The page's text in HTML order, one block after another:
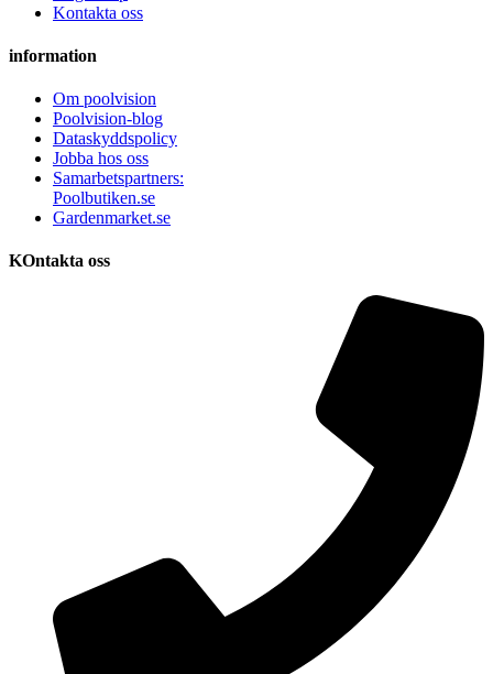
Kontakta oss
information
Om poolvision
Poolvision-blog
Dataskyddspolicy
Jobba hos oss
Samarbetspartners:
Poolbutiken.se
Gardenmarket.se
KOntakta oss